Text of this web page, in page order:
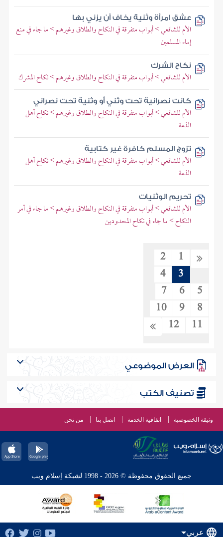
عشق امرأة وثنية يخاف أن يزني بها
الأم للشافعي > أبواب متفرقة في النكاح والطلاق وغيرهم > ما جاء في منع
إماء المسلمين
نكاح الشرك
الأم للشافعي > أبواب متفرقة في النكاح والطلاق وغيرهم > نكاح المشرك
كانت نصرانية تحت وثني أو وثنية تحت نصراني
الأم للشافعي > أبواب متفرقة في النكاح والطلاق وغيرهم > نكاح أهل
الذمة
تزوج المسلم كافرة غير كتابية
الأم للشافعي > أبواب متفرقة في النكاح والطلاق وغيرهم > نكاح أهل
الذمة
تحريم الوثنيات
الأم للشافعي > أبواب متفرقة في النكاح والطلاق وغيرهم > ما جاء في أمر
النكاح > ما جاء في نكاح المحدودين
1
2
3
4
5
6
7
8
9
10
11
12
العرض الموضوعي
تصنيف الكتب
وثيقة الخصوصية اتفاقية الخدمة اتصل بنا من نحن
جميع الحقوق محفوظة © 2026 - 1998 لشبكة إسلام ويب
عربي